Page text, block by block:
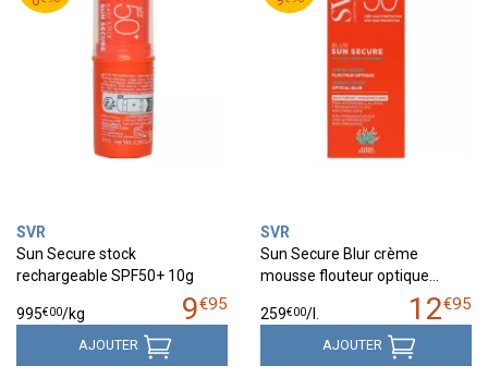
SVR
Sun Secure stock
rechargeable SPF50+ 10g
9€95
995€00/kg
AJOUTER
SVR
Sun Secure Blur crème
mousse flouteur optique…
12€95
259€00/
AJOUTER